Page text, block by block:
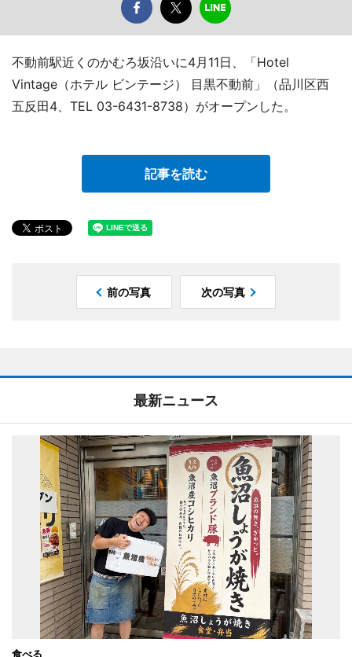
不動前駅近くのかむろ坂沿いに4月11日、「Hotel
Vintage（ホテル ビンテージ） 目黒不動前」（品川区西
五反田4、TEL 03-6431-8738）がオープンした。
記事を読む
前の写真 次の写真
最新ニュース
食べる